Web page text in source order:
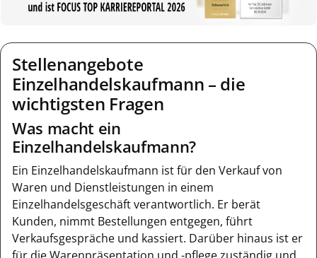
Stellenangebote
Einzelhandelskaufmann – die
wichtigsten Fragen
Was macht ein
Einzelhandelskaufmann?
Ein Einzelhandelskaufmann ist für den Verkauf von
Waren und Dienstleistungen in einem
Einzelhandelsgeschäft verantwortlich. Er berät
Kunden, nimmt Bestellungen entgegen, führt
Verkaufsgespräche und kassiert. Darüber hinaus ist er
für die Warenpräsentation und -pflege zuständig und